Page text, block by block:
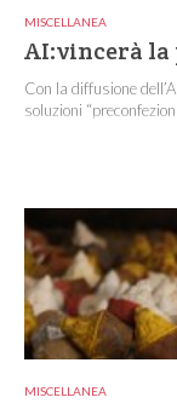
MISCELLANEA
AI:vincerà la
Con la diffusione
soluzioni
MISCELLANEA